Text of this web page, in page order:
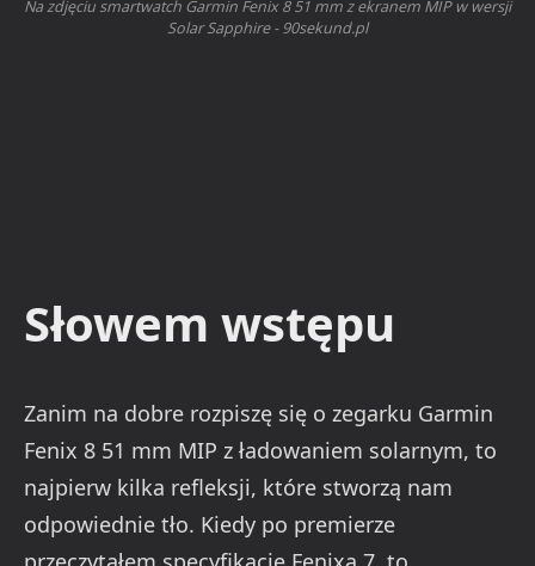
Na zdjęciu smartwatch Garmin Fenix 8 51 mm z ekranem MIP w wersji
Solar Sapphire - 90sekund.pl
Słowem wstępu
Zanim na dobre rozpiszę się o zegarku Garmin
Fenix 8 51 mm MIP z ładowaniem solarnym, to
najpierw kilka refleksji, które stworzą nam
odpowiednie tło. Kiedy po premierze